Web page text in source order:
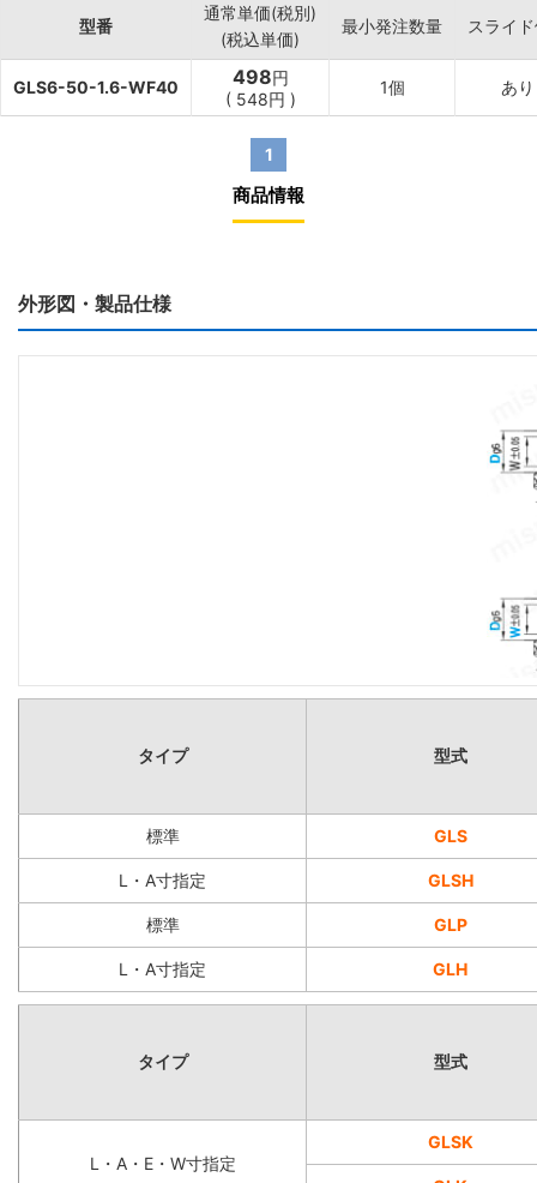
型番
通常単価(税別)
(税込単価)
最小発注数量 スライ
GLS6-50-1.6-WF40 498円
( 548円 )
1個 あり
1
商品情報
外形図・製品仕様
タイプ 型式
標準 GLS
L・A寸指定 GLSH
標準 GLP
L・A寸指定 GLH
タイプ 型式
L・A・E・W寸指定
GLSK